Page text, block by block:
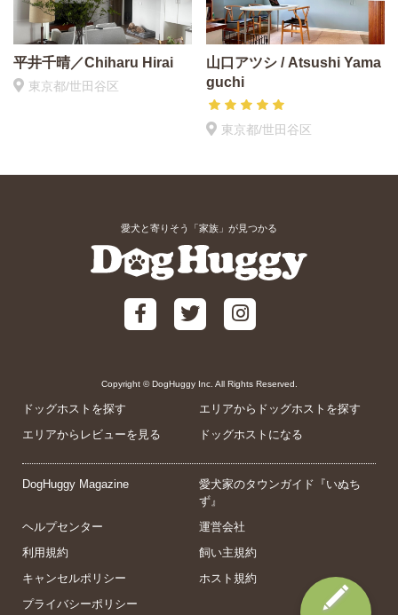
平井千晴／Chiharu Hirai
東京都/世田谷区
山口アツシ / Atsushi Yama
guchi
東京都/世田谷区
愛犬と寄りそう「家族」が見つかる
Copyright © DogHuggy Inc. All Rights Reserved.
ドッグホストを探す
エリアからドッグホストを探す
エリアからレビューを見る
ドッグホストになる
DogHuggy Magazine
愛犬家のタウンガイド『いぬち
ず』
ヘルプセンター
運営会社
利用規約
飼い主規約
キャンセルポリシー
ホスト規約
プライバシーポリシー